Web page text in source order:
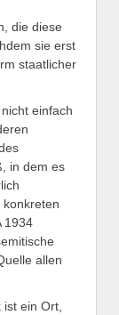
die diese
sie erst
staatlicher
einfach
in dem es
1934
allen
ein Ort,